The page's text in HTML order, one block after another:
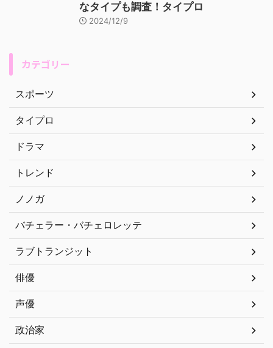
なタイプも調査！タイプロ
2024/12/9
カテゴリー
スポーツ
タイプロ
ドラマ
トレンド
ノノガ
バチェラー・バチェロレッテ
ラブトランジット
俳優
声優
政治家